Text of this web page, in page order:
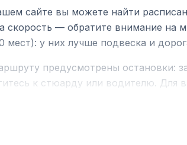
сайте вы можете найти
скорость — обратите внимание на
мест): у них лучше подвеска и
предусмотрены остановки:
к стюарду или водителю. Для
есть всё необходимое для
вода, пледы. На больших